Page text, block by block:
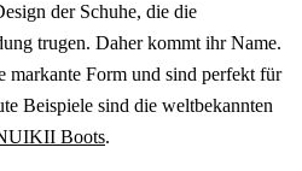
der Schuhe, die die
trugen. Daher kommt ihr Name.
markante Form und sind perfekt für
Beispiele sind die weltbekannten
Boots.